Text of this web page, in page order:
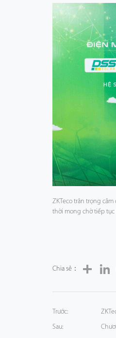
ZKTeco trân trọng
thời mong chờ tiếp tục
Chia sẻ：
Share
Trước:
Sau: